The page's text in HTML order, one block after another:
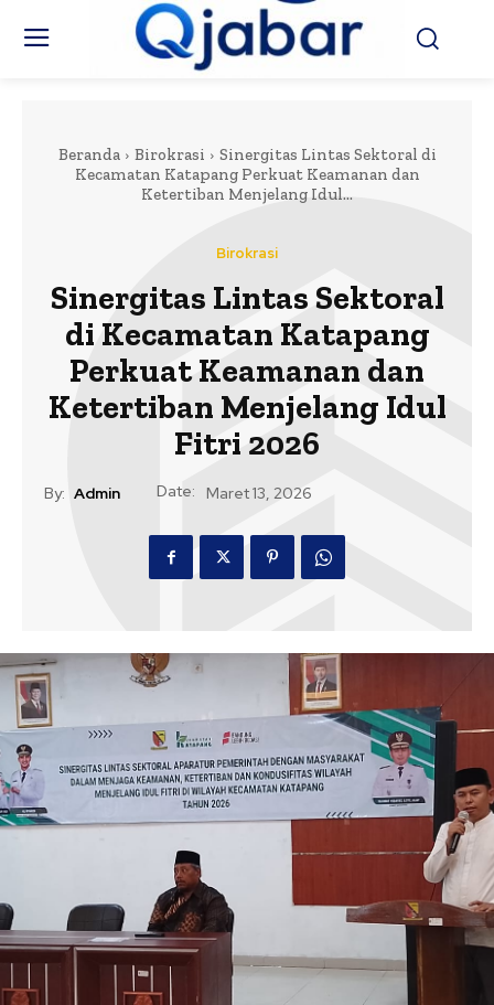
Beranda Birokrasi
Sinergitas Lintas Sektoral di
Kecamatan Katapang Perkuat Keamanan dan
Ketertiban Menjelang Idul...
Birokrasi
Sinergitas Lintas Sektoral
di Kecamatan Katapang
Perkuat Keamanan dan
Ketertiban Menjelang Idul
Fitri 2026
By: Admin Date: Maret 13, 2026